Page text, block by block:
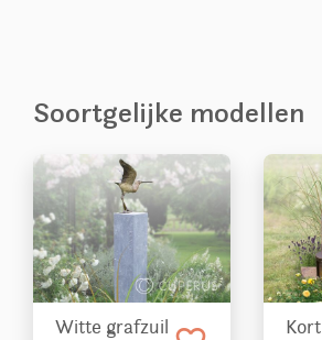
Soortgelijke modellen
Witte grafzuil
Kort